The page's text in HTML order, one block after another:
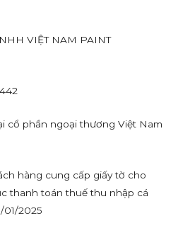
VIỆT NAM PAINT
cổ phần ngoại thương Việt Nam
hàng cung cấp giấy tờ cho
thanh toán thuế thu nhập cá
01/2025